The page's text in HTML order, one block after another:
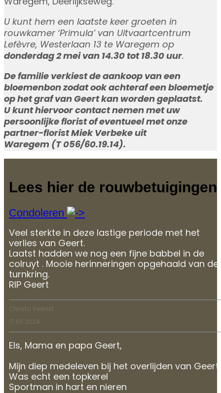
Waregem, Deerlijkseweg.
U kunt hem een laatste keer groeten in
rouwkamer ‘Primula’ van Uitvaartcentrum
Lefèvre, Westerlaan 13 te Waregem op
donderdag 2 mei van 14.30 tot 18.30 uur.
De familie verkiest de aankoop van een
bloemenbon zodat ook achteraf een bloemetje
op het graf van Geert kan worden geplaatst.
U kunt hiervoor contact nemen met uw
persoonlijke florist of eventueel met onze
partner-florist Miek Verbeke uit
Waregem (T 056/60.19.14).
Lees hier de rouwbetuigingen
Condoleren
Veel sterkte in deze lastige periode met het
verlies van Geert.
Laatst hadden we nog een fijne babbel in de
colruyt . Mooie herinneringen opgehaald van de
turnkring.
RIP Geert
Christa Verkest
17.05.2024
Els, Mama en papa Geert,
Mijn diep medeleven bij het overlijden van Geert
Was echt een topkerel
Sportman in hart en nieren